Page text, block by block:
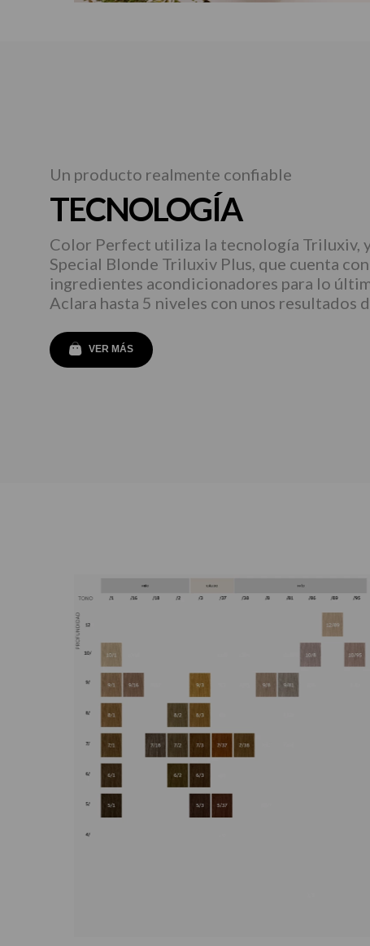
Un producto realmente confiable
TECNOLOGÍA
Color Perfect utiliza la tecnología Triluxiv,
Special Blonde Triluxiv Plus, que cuenta con
ingredientes acondicionadores para lo
Aclara hasta 5 niveles con unos resultados
VER MÁS